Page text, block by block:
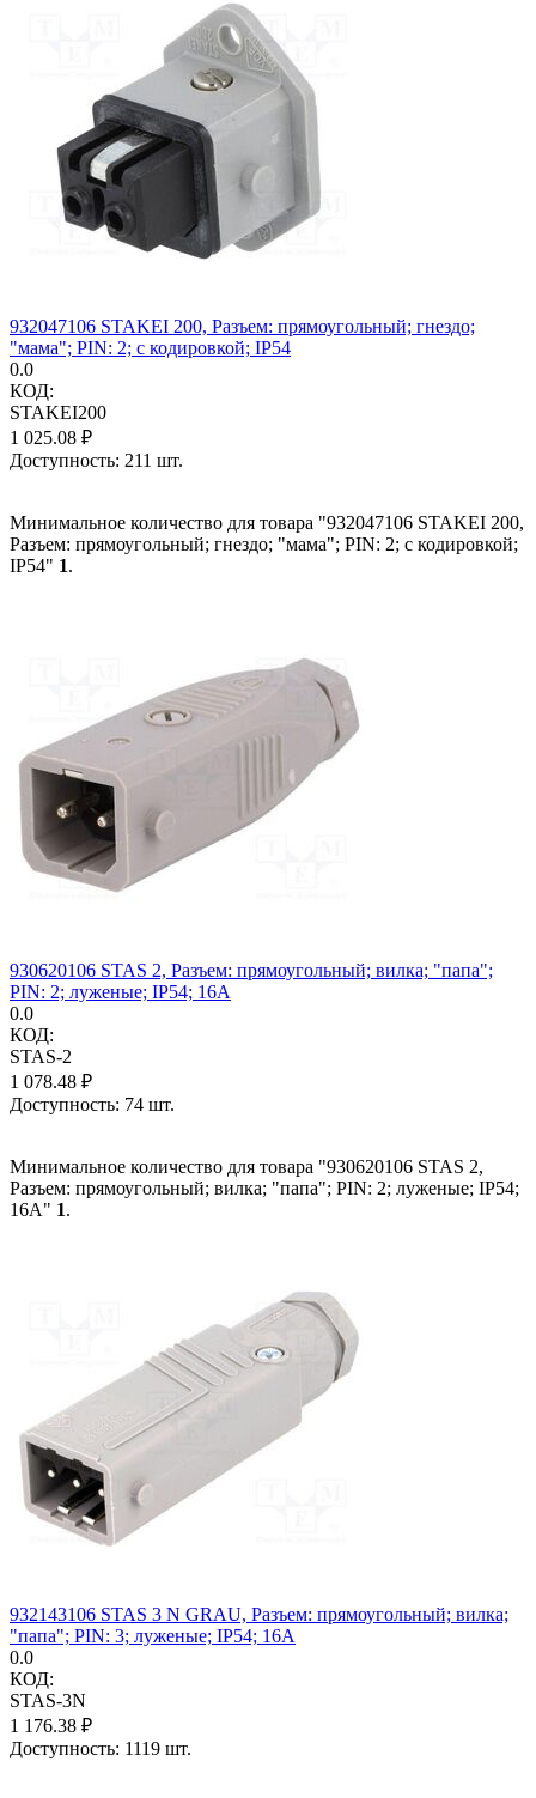
932047106 STAKEI 200, Разъем: прямоугольный; гнездо;
"мама"; PIN: 2; с кодировкой; IP54
0.0
КОД:
STAKEI200
1 025.08 ₽
Доступность: 211 шт.
Минимальное количество для товара "932047106 STAKEI 200,
Разъем: прямоугольный; гнездо; "мама"; PIN: 2; с кодировкой;
IP54" 1.
930620106 STAS 2, Разъем: прямоугольный; вилка; "папа";
PIN: 2; луженые; IP54; 16А
0.0
КОД:
STAS-2
1 078.48 ₽
Доступность: 74 шт.
Минимальное количество для товара "930620106 STAS 2,
Разъем: прямоугольный; вилка; "папа"; PIN: 2; луженые; IP54;
16А" 1.
932143106 STAS 3 N GRAU, Разъем: прямоугольный; вилка;
"папа"; PIN: 3; луженые; IP54; 16А
0.0
КОД:
STAS-3N
1 176.38 ₽
Доступность: 1119 шт.